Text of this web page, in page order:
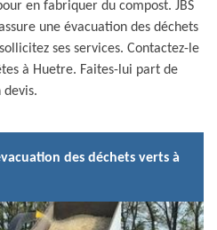
en fabriquer du compost. JBS
une évacuation des déchets
ses services. Contactez-le
à Huetre. Faites-lui part de
des déchets verts à